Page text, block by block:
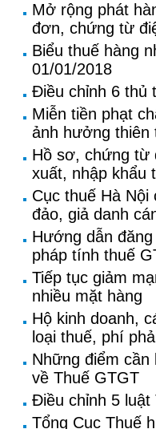
Mở rộng phát
đơn, chứng từ
Biểu thuế hàng
01/01/2018
Điều chỉnh 6 thủ
Miễn tiền phạt
ảnh hưởng thiên
Hồ sơ, chứng từ
xuất, nhập khẩu
Cục thuế Hà
đảo, giả danh
Hướng dẫn
pháp tính thuế
Tiếp tục giảm
nhiều mặt hàng
Hộ kinh doanh,
loại thuế, phí
Những điểm
về Thuế GTGT
Điều chỉnh 5 luật
Tổng Cục Thuế